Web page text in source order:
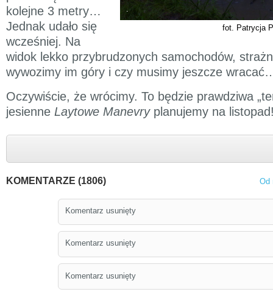
fot. Patrycja
kolejne 3 metry…
Jednak udało się
wcześniej. Na
widok lekko przybrudzonych samochodów,
wywozimy im góry i czy musimy jeszcze
Oczywiście, że wrócimy. To będzie prawdziwa
jesienne Laytowe Manevry planujemy na
KOMENTARZE (1806) Od
Komentarz usunięty
Komentarz usunięty
Komentarz usunięty